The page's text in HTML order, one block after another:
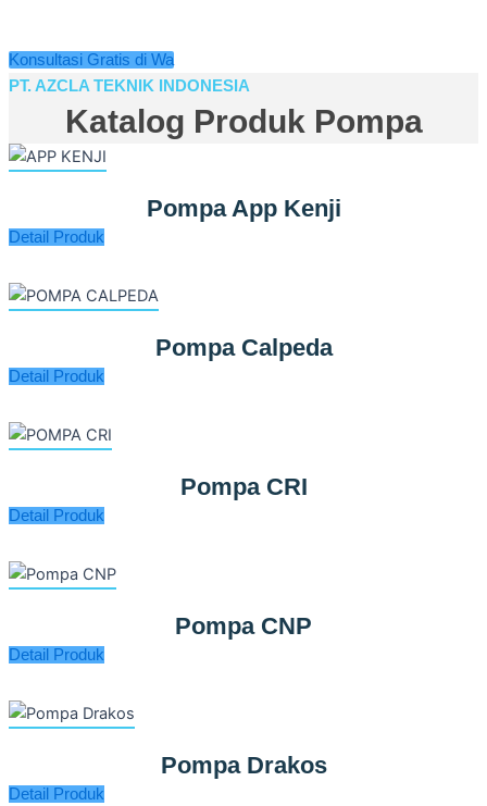
Konsultasi Gratis di Wa
PT. AZCLA TEKNIK INDONESIA
Katalog Produk Pompa
Pompa App Kenji
Detail Produk
Pompa Calpeda
Detail Produk
Pompa CRI
Detail Produk
Pompa CNP
Detail Produk
Pompa Drakos
Detail Produk